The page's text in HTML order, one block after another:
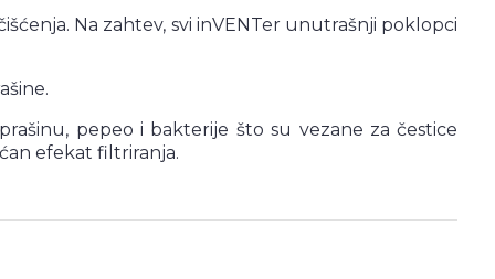
Na zahtev, svi inVENTer unutrašnji poklopci
pepeo i bakterije što su vezane za čestice
efekat filtriranja.